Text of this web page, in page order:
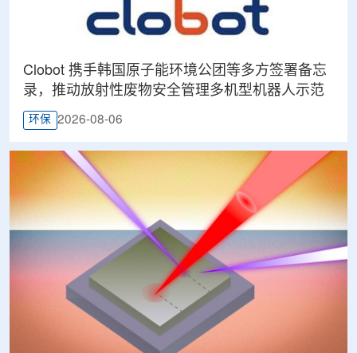
Clobot 携手韩国原子能环境公团等多方签署备忘
录，推动放射性废物安全管理多机型机器人示范
环保 2026-08-06